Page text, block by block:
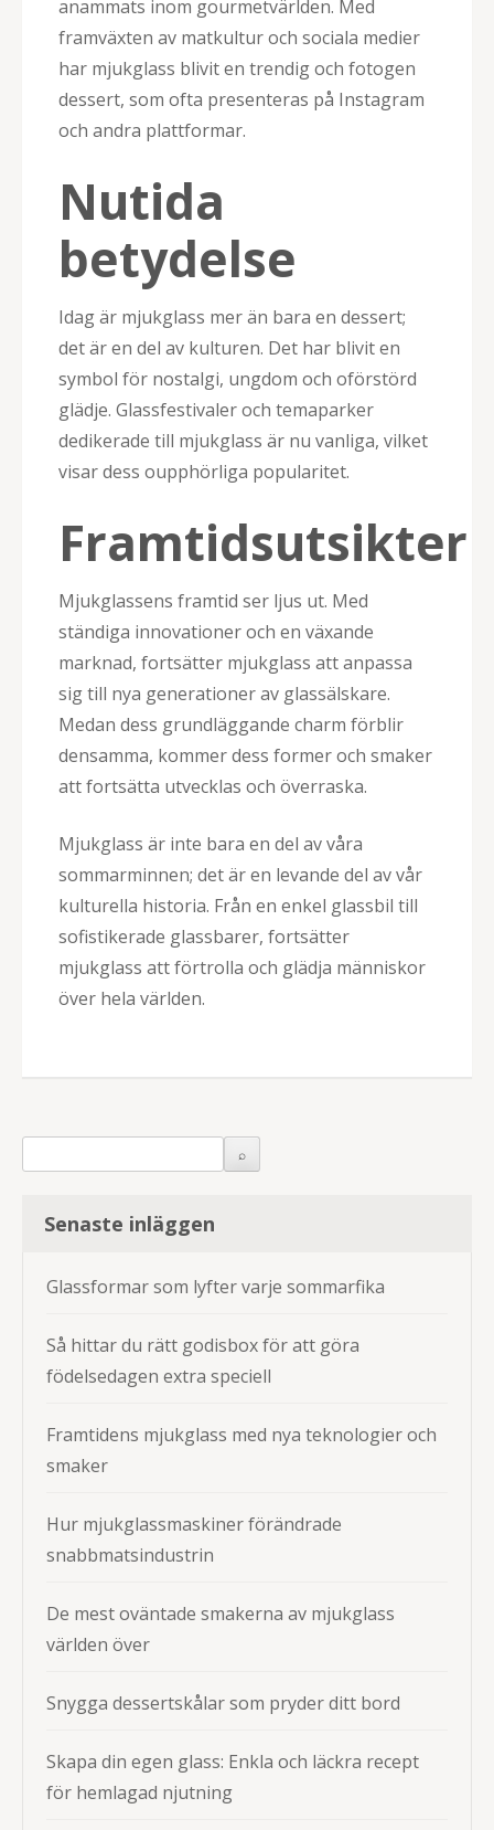
anammats inom gourmetvärlden. Med
framväxten av matkultur och sociala medier
har mjukglass blivit en trendig och fotogen
dessert, som ofta presenteras på Instagram
och andra plattformar.
Nutida
betydelse
Idag är mjukglass mer än bara en dessert;
det är en del av kulturen. Det har blivit en
symbol för nostalgi, ungdom och oförstörd
glädje. Glassfestivaler och temaparker
dedikerade till mjukglass är nu vanliga, vilket
visar dess oupphörliga popularitet.
Framtidsutsikter
Mjukglassens framtid ser ljus ut. Med
ständiga innovationer och en växande
marknad, fortsätter mjukglass att anpassa
sig till nya generationer av glassälskare.
Medan dess grundläggande charm förblir
densamma, kommer dess former och smaker
att fortsätta utvecklas och överraska.
Mjukglass är inte bara en del av våra
sommarminnen; det är en levande del av vår
kulturella historia. Från en enkel glassbil till
sofistikerade glassbarer, fortsätter
mjukglass att förtrolla och glädja människor
över hela världen.
Senaste inläggen
Glassformar som lyfter varje sommarfika
Så hittar du rätt godisbox för att göra
födelsedagen extra speciell
Framtidens mjukglass med nya teknologier och
smaker
Hur mjukglassmaskiner förändrade
snabbmatsindustrin
De mest oväntade smakerna av mjukglass
världen över
Snygga dessertskålar som pryder ditt bord
Skapa din egen glass: Enkla och läckra recept
för hemlagad njutning